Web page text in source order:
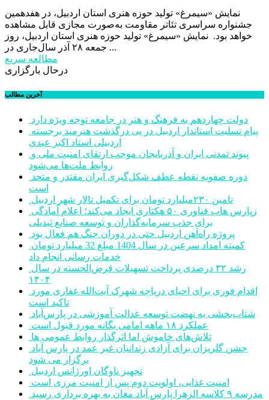
نمایش «سیمرغ» تولید حوزه هنری استان اردبیل، در هفدهمین
جشنواره سراسری تئاتر مقاومت به‌صورت مجازی قابل مشاهده
خواهد بود. نمایش «سیمرغ» تولید حوزه هنری استان اردبیل، روز
جمعه ۲۸ آذر سال‌جاری در ...
مطالعه سریع
درحال بارگزاری
آخرین مطالب
دولت چهاردهم به فرهنگ و هنر در جامعه توجه ویژه دارد
اردبیلی استاد اکبر عبدی
روابط ملت‌ها می‌شود
است
تامین ۲۳۰میلیارد تومان برای تکمیل تالار شهر اردبیل
برای جذب سرمایه‌گذاران و توسعه صنایع تبدیلی
پروژه راه‌آهن اردبیل حتی در دوران جنگ هم فعال بود
خدمات رسانی انجام داد
۱۴۰۴
تاکید است
شتاب‌بخشی به نهضت توسعه عدالت آموزشی در پارس‌آباد
عملکرد ۱۸ ماهه امامی یگانه مورد قبول است
تلاش‌های خاموش اما اثرگذار روابط عمومی ها
برگزار می شود
تجهیز ناوگان اورژانس اردبیل
امنیت غذایی، اولویت دوم پس از امنیت مرزی است
مدرسه ۹ کلاسه الزهرا پارس آباد مغان به بهره برداری رسید